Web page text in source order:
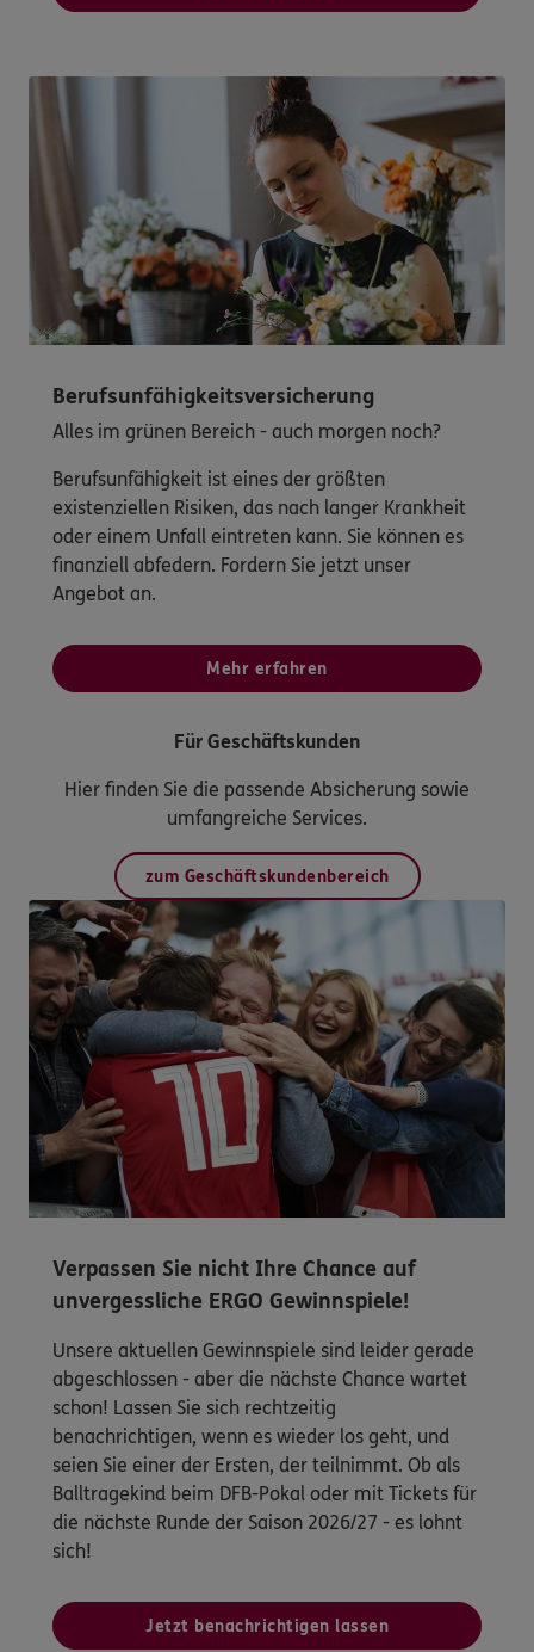
Berufsunfähigkeitsversicherung
Alles im grünen Bereich - auch morgen noch?
Berufsunfähigkeit ist eines der größten
existenziellen Risiken, das nach langer Krankheit
oder einem Unfall eintreten kann. Sie können es
finanziell abfedern. Fordern Sie jetzt unser
Angebot an.
Mehr erfahren
Für Geschäftskunden
Hier finden Sie die passende Absicherung sowie
umfangreiche Services.
zum Geschäftskundenbereich
Verpassen Sie nicht Ihre Chance auf
unvergessliche ERGO Gewinnspiele!
Unsere aktuellen Gewinnspiele sind leider gerade
abgeschlossen - aber die nächste Chance wartet
schon! Lassen Sie sich rechtzeitig
benachrichtigen, wenn es wieder los geht, und
seien Sie einer der Ersten, der teilnimmt. Ob als
Balltragekind beim DFB-Pokal oder mit Tickets für
die nächste Runde der Saison 2026/27 - es lohnt
sich!
Jetzt benachrichtigen lassen